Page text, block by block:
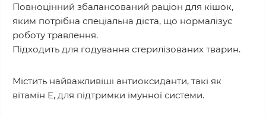
Повноцінний збалансований раціон для кішок,
яким потрібна спеціальна дієта, що нормалізує
роботу травлення.
Підходить для годування стерилізованих тварин.
Містить найважливіші антиоксиданти, такі як
вітамін Е, для підтримки імунної системи.